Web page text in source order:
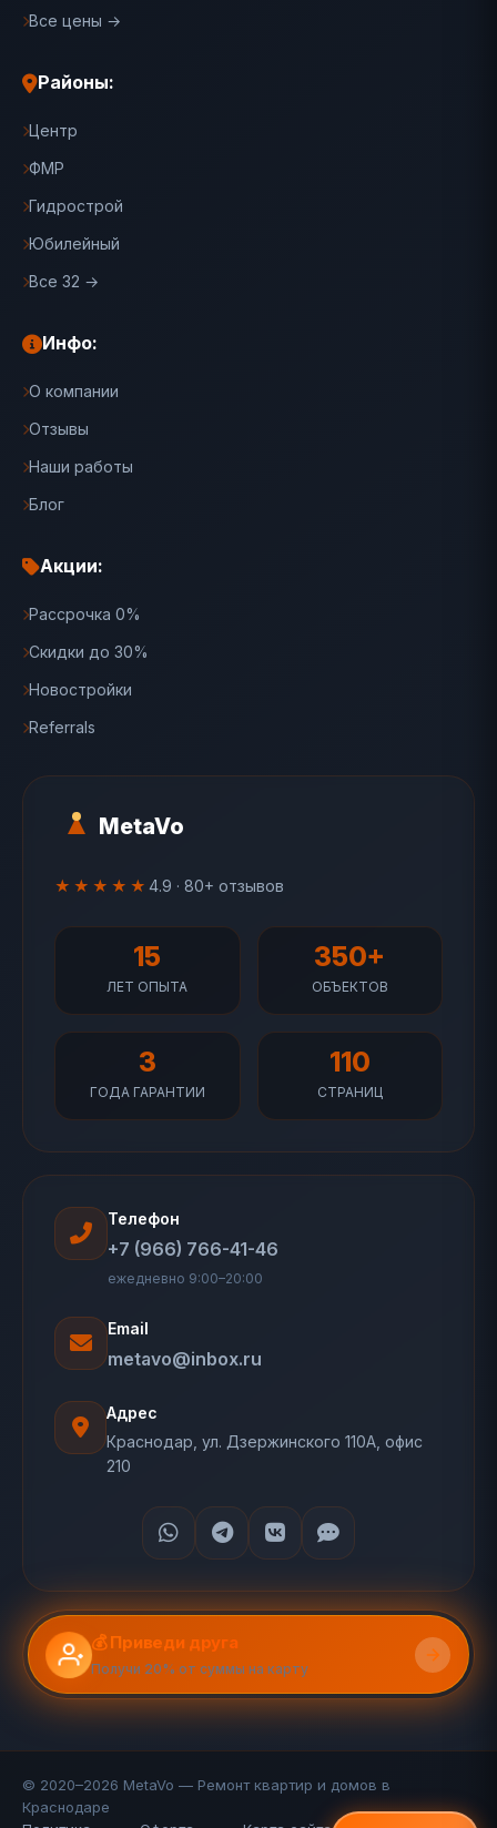
MetaVo
★★★★★ 4.9 · 80+ отзывов
15
ЛЕТ ОПЫТА
350+
ОБЪЕКТОВ
3
ГОДА ГАРАНТИИ
110
СТРАНИЦ
Все цены →
Районы:
Центр
ФМР
Гидрострой
Юбилейный
Все 32 →
Инфо:
О компании
Отзывы
Наши работы
Блог
Акции:
Рассрочка 0%
Скидки до 30%
Новостройки
Referrals
Телефон
+7 (966) 766-41-46
ежедневно 9:00–20:00
Email
metavo@inbox.ru
Адрес
Краснодар, ул. Дзержинского 110А, офис
210
💰 Приведи друга
Получи 20% от суммы на карту
© 2020–2026 MetaVo — Ремонт квартир и домов в
Краснодаре